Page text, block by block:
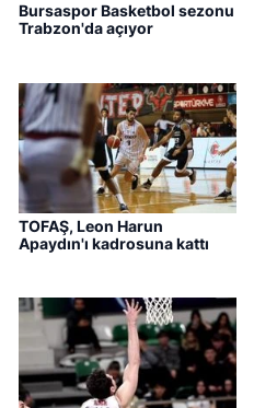
Bursaspor Basketbol sezonu
Trabzon'da açıyor
TOFAŞ, Leon Harun
Apaydın'ı kadrosuna kattı